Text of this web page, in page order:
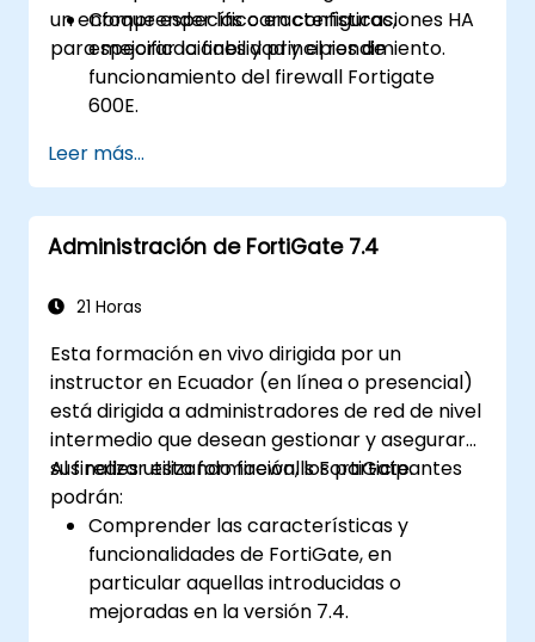
un enfoque específico en configuraciones HA
para mejorar la fiabilidad y el rendimiento.
Comprender las características,
especificaciones y principios de
funcionamiento del firewall Fortigate
600E.
Fortigate 600E, incluyendo tareas básicas
como el establecimiento de interfaces,
enrutamiento y políticas de firewall
iniciales.
avanzadas de seguridad, como VPN SSL,
filtrado web y capacidades antimalware,
para protegerse frente a diversas
amenazas de red.
Diagnosticar los problemas habituales en
las configuraciones HA y gestionar
eficazmente entornos HA.
Leer más...
Administración de FortiGate 7.4
21 Horas
Esta formación en vivo dirigida por un
instructor en Ecuador (en línea o presencial)
está dirigida a administradores de red de nivel
intermedio que desean gestionar y asegurar
sus redes utilizando firewalls FortiGate.
Al finalizar esta formación, los participantes
podrán:
Comprender las características y
funcionalidades de FortiGate, en
particular aquellas introducidas o
mejoradas en la versión 7.4.